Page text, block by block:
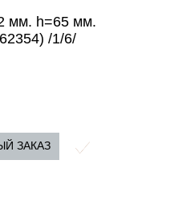
мм. h=65 мм.
/1/6/
ЗАКАЗ